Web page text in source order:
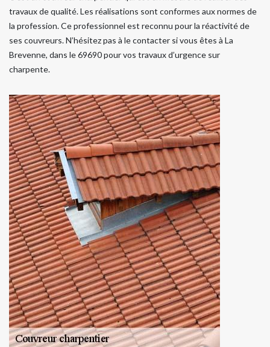
travaux de qualité. Les réalisations sont conformes aux normes de
la profession. Ce professionnel est reconnu pour la réactivité de
ses couvreurs. N’hésitez pas à le contacter si vous êtes à La
Brevenne, dans le 69690 pour vos travaux d’urgence sur
charpente.